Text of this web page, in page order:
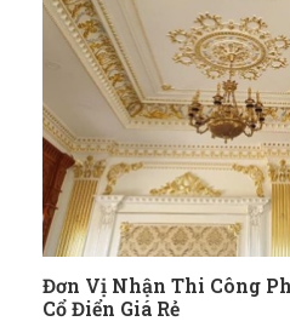
Đơn Vị Nhận Thi Công
Cổ Điển Giá Rẻ